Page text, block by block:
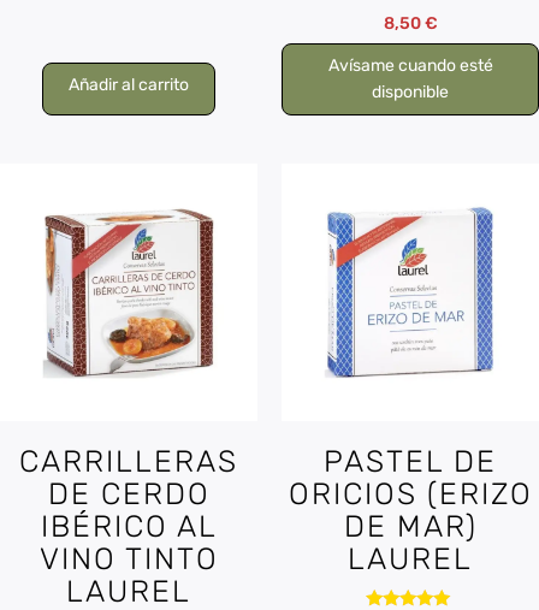
Añadir al carrito
8,50€
Avísame cuando esté
disponible
CARRILLERAS
DE CERDO
IBÉRICO AL
VINO TINTO
LAUREL
PASTEL DE
ORICIOS (ERIZO
DE MAR)
LAUREL